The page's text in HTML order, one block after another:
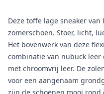
Deze toffe lage sneaker
zomerschoen. Stoer, licht,
Het bovenwerk van deze
combinatie van nubuck leer
met chroomvrij leer. De
voor een aangenaam